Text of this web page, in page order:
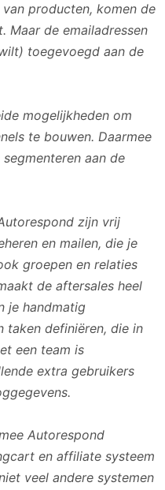
producten, komen de
Maar de emailadressen
toegevoegd aan de
mogelijkheden om
te bouwen. Daarmee
aan de
zijn vrij
en mailen, die je
groepen en relaties
de aftersales heel
je handmatig
taken definiëren, die in
een team is
extra gebruikers
Autorespond
en affiliate systeem
veel andere systemen